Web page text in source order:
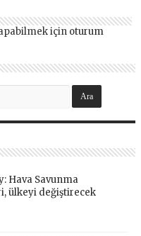
için oturum
Hava Savunma
ülkeyi değiştirecek